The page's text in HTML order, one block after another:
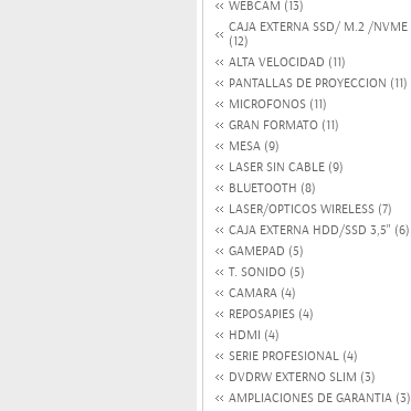
WEBCAM (13)
CAJA EXTERNA SSD/ M.2 /NVME
(12)
ALTA VELOCIDAD (11)
PANTALLAS DE PROYECCION (11)
MICROFONOS (11)
GRAN FORMATO (11)
MESA (9)
LASER SIN CABLE (9)
BLUETOOTH (8)
LASER/OPTICOS WIRELESS (7)
CAJA EXTERNA HDD/SSD 3,5" (6)
GAMEPAD (5)
T. SONIDO (5)
CAMARA (4)
REPOSAPIES (4)
HDMI (4)
SERIE PROFESIONAL (4)
DVDRW EXTERNO SLIM (3)
AMPLIACIONES DE GARANTIA (3)